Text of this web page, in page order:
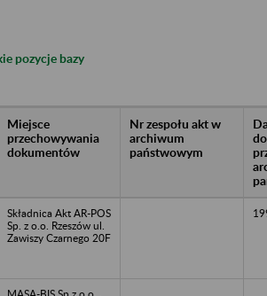
pozycje bazy
Miejsce
przechowywania
dokumentów
Nr zespołu akt w
archiwum
państwowym
Składnica Akt AR-POS
Sp. z o.o. Rzeszów ul.
Zawiszy Czarnego 20F